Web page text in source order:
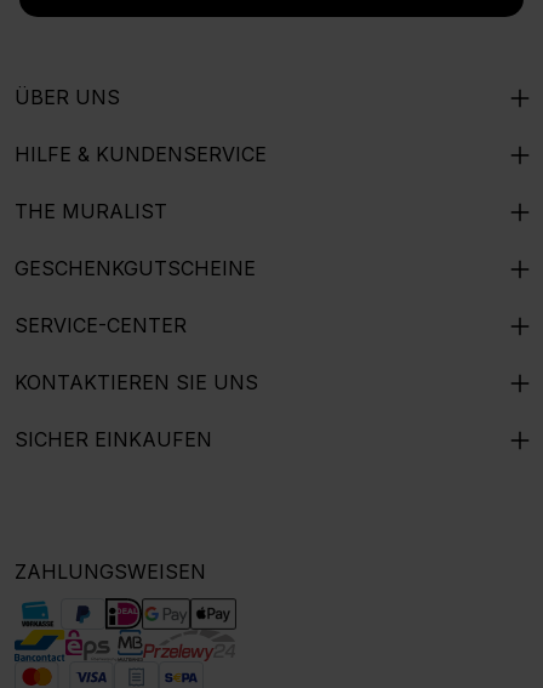
ÜBER UNS
HILFE & KUNDENSERVICE
THE MURALIST
GESCHENKGUTSCHEINE
SERVICE-CENTER
KONTAKTIEREN SIE UNS
SICHER EINKAUFEN
ZAHLUNGSWEISEN